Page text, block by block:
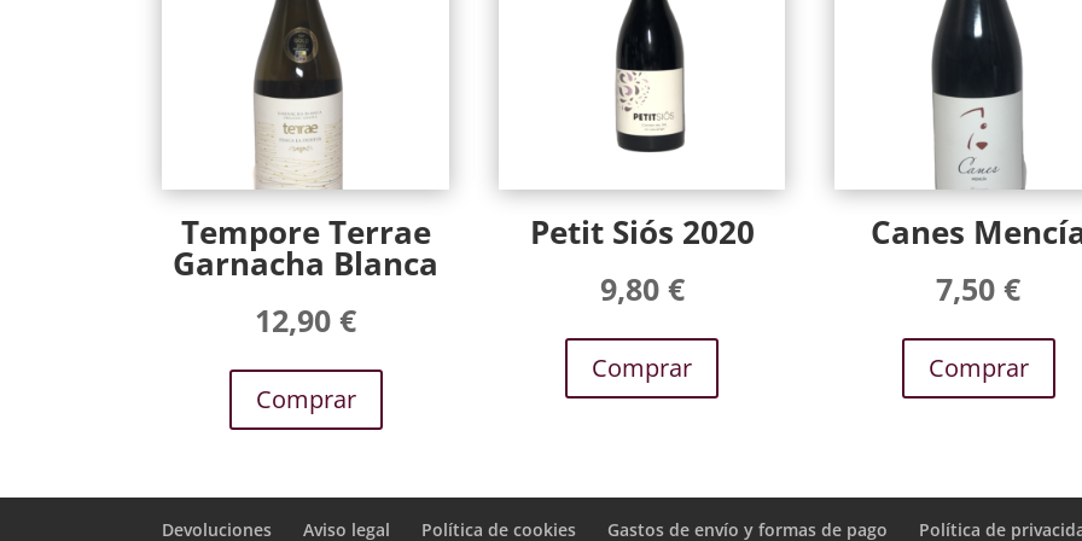
Tempore Terrae
Garnacha Blanca
12,90€
Comprar
Petit Siós 2020
9,80 €
Comprar
Canes
7,50€
Comprar
Devoluciones Aviso legal Política de cookies Gastos de envío y formas de pago Política de